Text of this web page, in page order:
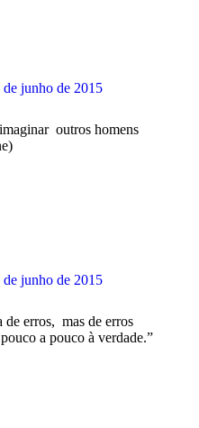
de junho de 2015
outros homens
de junho de 2015
de erros, mas de erros
a pouco à verdade.”